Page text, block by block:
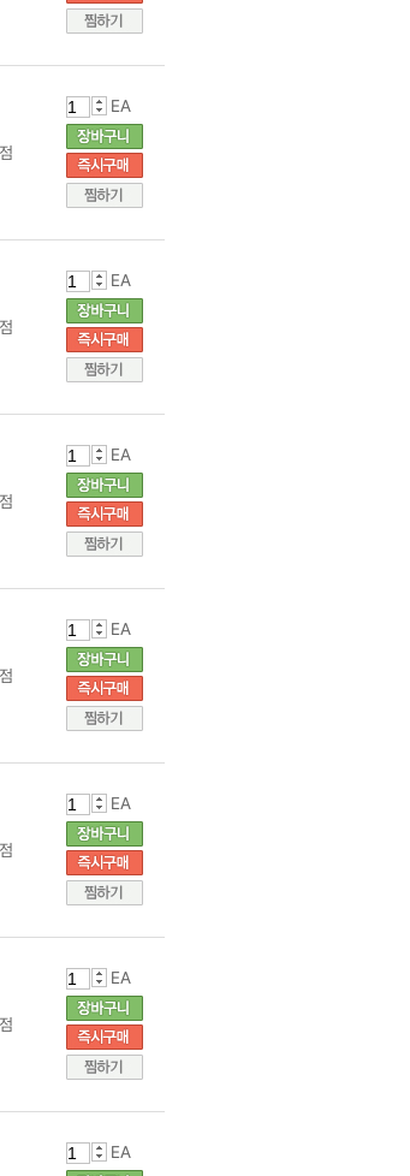
EA
EA
EA
EA
EA
EA
EA